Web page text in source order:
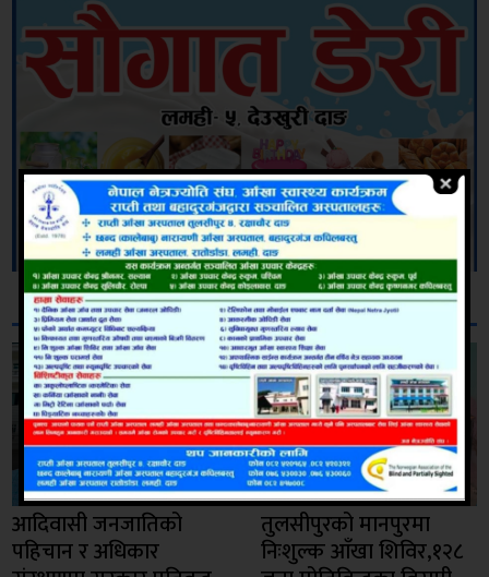
सम्बन्धित
आदिवासी जनजातिको
पहिचान र अधिकार
तुलसीपुरको मानपुरमा
निःशुल्क आँखा शिविर,१२८